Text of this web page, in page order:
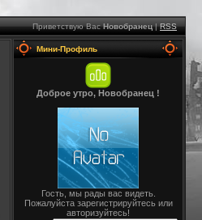
Приветствую Вас Новобранец|RSS
Мини-Профиль
Доброе утро, Новобранец !
Гость, мы рады вас видеть.
Пожалуйста зарегистрируйтесь или
авторизуйтесь!